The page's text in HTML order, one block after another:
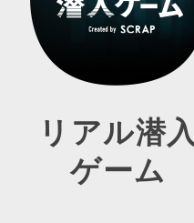
リアル潜入
ゲーム